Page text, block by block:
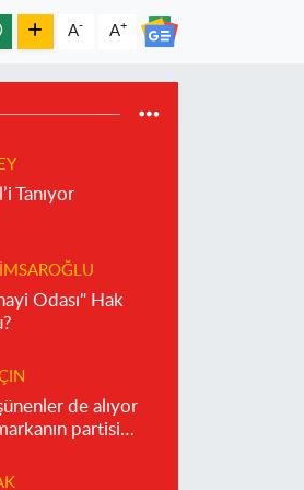
A- A+
Tanıyor
Odası" Hak
de alıyor
partisi